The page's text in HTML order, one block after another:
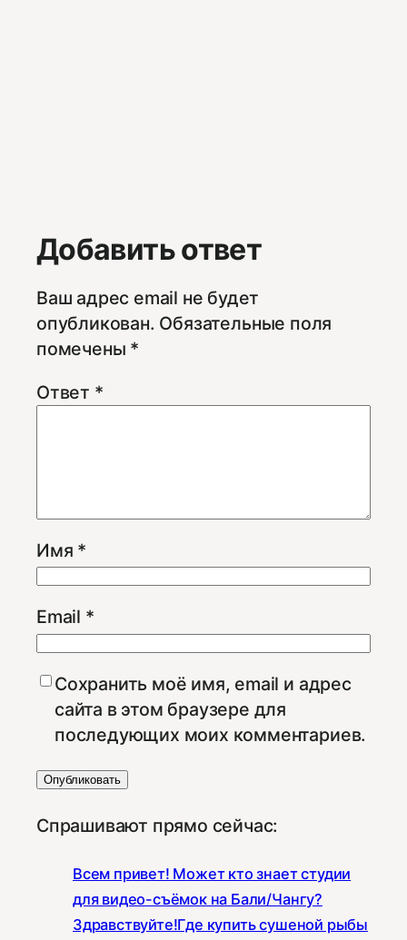
Добавить ответ
Ваш адрес email не будет
опубликован. Обязательные поля
помечены *
Ответ *
Имя *
Email *
Сохранить моё имя, email и адрес
сайта в этом браузере для
последующих моих комментариев.
Спрашивают прямо сейчас:
Всем привет! Может кто знает студии
для видео-съёмок на Бали/Чангу?
Здравствуйте!Где купить сушеной рыбы